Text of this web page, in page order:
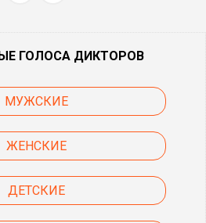
ГОЛОСА ДИКТОРОВ
МУЖСКИЕ
ЖЕНСКИЕ
ДЕТСКИЕ